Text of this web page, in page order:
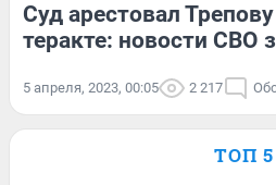
Суд арестовал
теракте: новости СВО
5 апреля, 2023, 00:05 2 217
ТОП 5